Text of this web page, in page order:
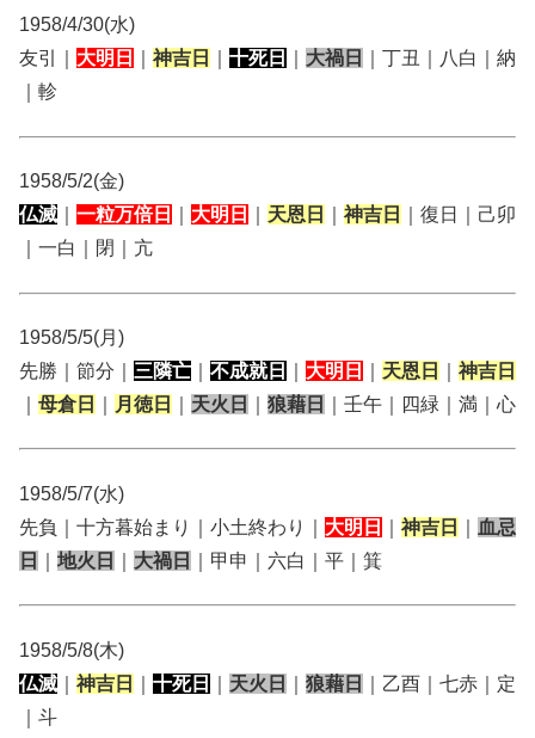
1958/4/30(水)
友引｜ 大明日 神吉日 十死日 大禍日
｜丁丑｜八白｜納
｜軫
1958/5/2(金)
仏滅
一粒万倍日 大明日 天恩日 神吉日
｜復日｜己卯
｜一白｜閉｜亢
1958/5/5(月)
先勝｜節分｜ 三隣亡 不成就日 大明日 天恩日
神吉日
母倉日 月徳日 天火日 狼藉日 ｜壬午｜四緑｜満｜心
1958/5/7(水)
先負｜十方暮始まり｜小土終わり｜ 大明日 神吉日
血忌
日
地火日 大禍日 ｜甲申｜六白｜平｜箕
1958/5/8(木)
仏滅
神吉日 十死日 天火日 狼藉日
｜乙酉｜七赤｜定
｜斗